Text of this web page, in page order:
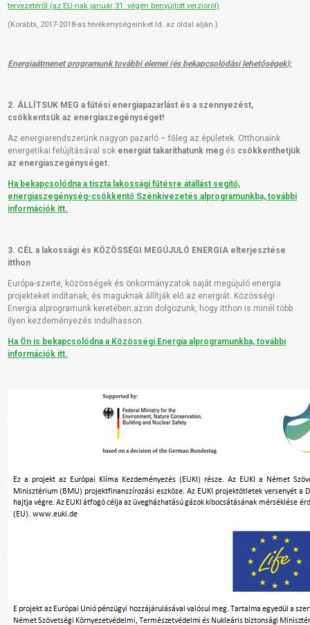
tervezetéről (az EU-nak január 31. végén benyújtott verzióról)
(Korábbi, 2017-2018-as tevékenységeinket ld. az oldal alján.)
Energiaátmenet programunk további elemei (és bekapcsolódási lehetőségek):
2. ÁLLÍTSUK MEG a fűtési energiapazarlást és a szennyezést,
csökkentsük az energiaszegénységet!
Az energiarendszerünk nagyon pazarló – főleg az épületek. Otthonaink
energetikai felújításával sok energiát takaríthatunk meg és csökkenthetjük
az energiaszegénységet.
Ha bekapcsolódna a tiszta lakossági fűtésre átállást segítő,
energiaszegénység-csökkentő Szénkivezetés alprogramunkba, további
információk itt.
3. CÉL a lakossági és KÖZÖSSÉGI MEGÚJULÓ ENERGIA elterjesztése
itthon
Európa-szerte, közösségek és önkormányzatok saját megújuló energia
projekteket indítanak, és maguknak állítják elő az energiát. Közösségi
Energia alprogramunk keretében azon dolgozunk, hogy itthon is minél több
ilyen kezdeményezés indulhasson.
Ha Ön is bekapcsolódna a Közösségi Energia alprogramunkba, további
információk itt.